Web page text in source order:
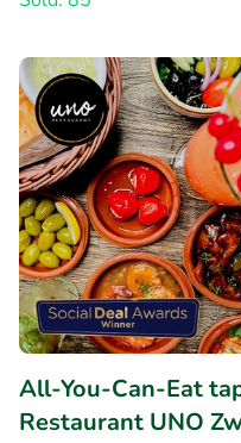
All-You-Can-Eat
Restaurant UNO